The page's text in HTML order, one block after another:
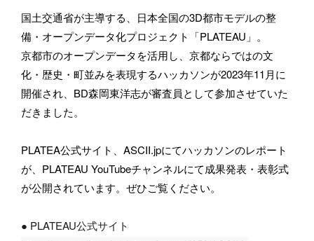
国土交通省が主導する、日本全国の3D都市モデルの整
備・オープンデータ化プロジェクト「PLATEAU」。
京都市のオープンデータを活用し、京都ならではの文
化・歴史・町並みを表現するハッカソンが2023年11月に
開催され、BD森岡東洋志が審査員として参加させていた
だきました。
PLATEA公式サイト、ASCII.jpにてハッカソンのレポート
が、PLATEAU YouTubeチャンネルにて成果発表・表彰式
が公開されています。ぜひご覧ください。
● PLATEAU公式サイト
所属
BASSDRUMをどのようにお知りになりましたか？
お問い合わせ内容